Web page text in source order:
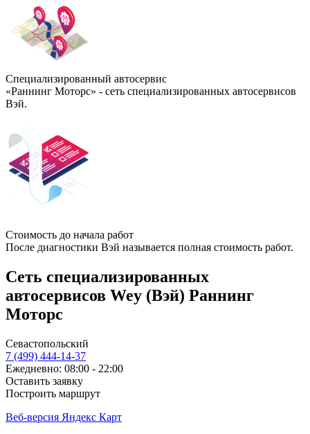
Специализированный автосервис
«Раннинг Моторс» - сеть специализированных автосервисов
Вэй.
Стоимость до начала работ
После диагностики Вэй называется полная стоимость работ.
Сеть специализированных
автосервисов Wey (Вэй) Раннинг
Моторс
Севастопольский
7 (499) 444-14-37
Ежедневно: 08:00 - 22:00
Оставить заявку
Построить маршрут
Веб-версия Яндекс Карт